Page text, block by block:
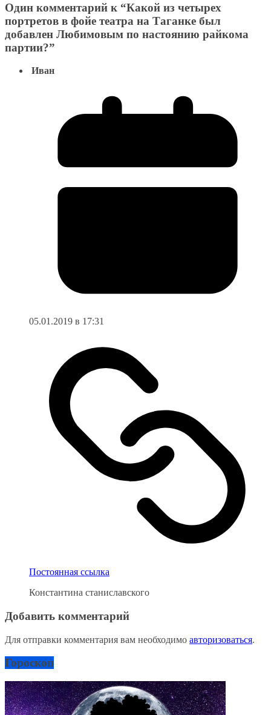
Один комментарий к “Какой из четырех
портретов в фойе театра на Таганке был
добавлен Любимовым по настоянию райкома
партии?”
Иван
05.01.2019 в 17:31
Постоянная ссылка
Константина станиславского
Добавить комментарий
Для отправки комментария вам необходимо авторизоваться.
Гороскоп